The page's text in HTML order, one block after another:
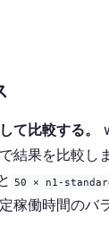
て比較する。
結果を比較し
50 × n1-
稼働時間のバ